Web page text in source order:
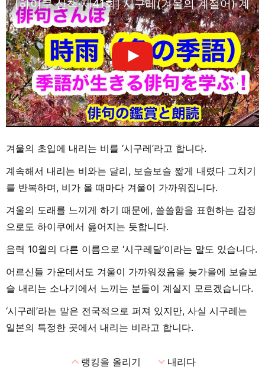
[하이쿠 산책·제41회] 시구레(겨울의 계절어) 계
겨울의 초입에 내리는 비를 ‘시구레’라고 합니다.
계속해서 내리는 비와는 달리, 보슬보슬 짧게 내렸다 그치기
를 반복하며, 비가 올 때마다 겨울이 가까워집니다.
겨울의 도래를 느끼게 하기 때문에, 쓸쓸함을 표현하는 감정
으로도 하이쿠에서 읊어지는 듯합니다.
음력 10월의 다른 이름으로 ‘시구레달’이라는 말도 있습니다.
어르신들 가운데서도 겨울이 가까워졌음을 늦가을에 보슬보
슬 내리는 소나기에서 느끼는 분들이 계실지 모르겠습니다.
‘시구레’라는 말은 전국적으로 퍼져 있지만, 사실 시구레는
일본의 특정한 곳에서 내리는 비라고 합니다.
expand_less랭킹을 올리기 expand_more내리다